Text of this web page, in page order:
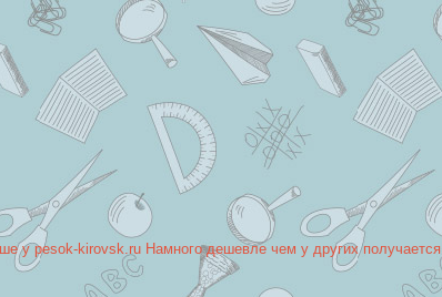
у pesok-kirovsk.ru Намного дешевле чем у других получается